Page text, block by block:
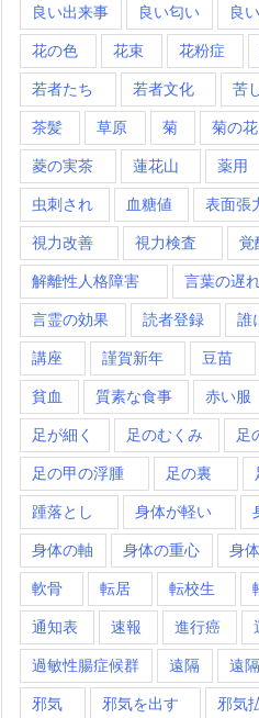
良い出来事 良い匂い 良
花の色 花束 花粉症
若者たち 若者文化 苦
茶髪 草原 菊 菊の花
菱の実茶 蓮花山 薬用
虫刺され 血糖値 表面張
視力改善 視力検査 覚
解離性人格障害 言葉の遅
言霊の効果 読者登録 誰
講座 謹賀新年 豆苗
貧血 質素な食事 赤い服
足が細く 足のむくみ 足
足の甲の浮腫 足の裏
踵落とし 身体が軽い
身体の軸 身体の重心 身
軟骨 転居 転校生
通知表 速報 進行癌
過敏性腸症候群 遠隔 遠
邪気 邪気を出す 邪気